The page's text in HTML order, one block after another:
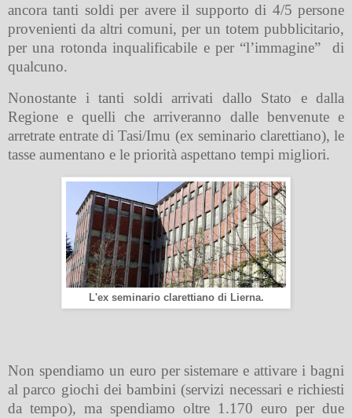
ancora tanti soldi per avere il supporto di 4/5 persone
provenienti da altri comuni, per un totem pubblicitario,
per una rotonda inqualificabile e per “l’immagine”
di
qualcuno.
Nonostante i tanti soldi arrivati dallo Stato e dalla
Regione e quelli che arriveranno dalle benvenute e
arretrate entrate di Tasi/Imu (ex seminario clarettiano), le
tasse aumentano e le priorità aspettano tempi migliori.
L'ex seminario clarettiano di Lierna.
Non spendiamo un euro per sistemare e attivare i bagni
al parco giochi dei bambini (servizi necessari e richiesti
da tempo), ma spendiamo oltre 1.170 euro per due